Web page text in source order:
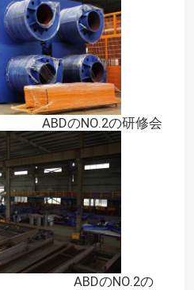
セージ
絡いたします！
の研修会
NO.2の